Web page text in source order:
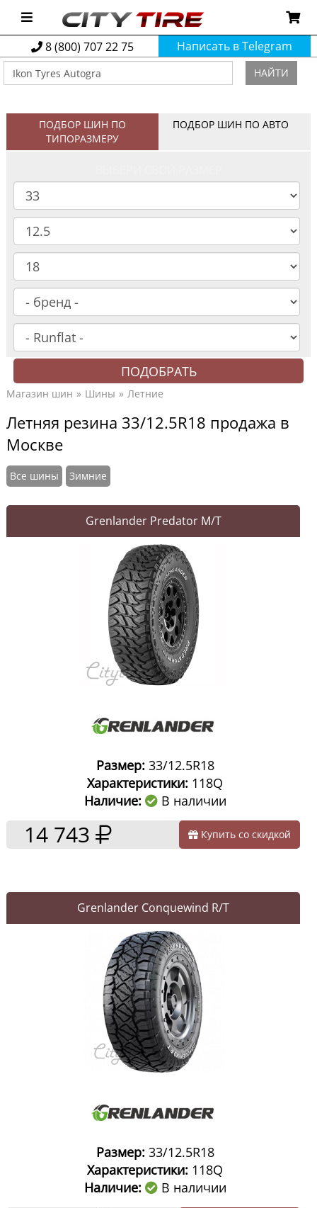
8 (800) 707 22 75 Написать в Telegram
НАЙТИ
ПОДБОР ШИН ПО
ТИПОРАЗМЕРУ
ПОДБОР ШИН ПО АВТО
Магазин шин Шины Летние
Летняя резина 33/12.5R18 продажа в
Москве
Все шины Зимние
Grenlander Predator M/T
Размер:33/12.5R18
Характеристики: 118Q
Наличие:
В наличии
14 743 Купить со скидкой
Grenlander Conquewind R/T
Размер:33/12.5R18
Характеристики: 118Q
Наличие:
В наличии